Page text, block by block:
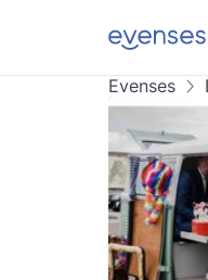
Evenses